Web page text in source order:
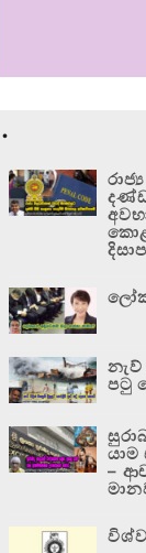
.
පටු
–